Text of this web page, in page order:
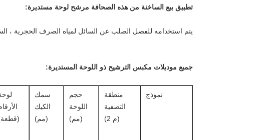
تطبيق بيع الساخنة من هذه الصحافة مرشح لوحة مستديرة:
يتم استخدامه للفصل الصلب عن السائل لمياه الصرف الحجرية ،
جميع موديلات مكبس الترشيح ذو اللوحة المستديرة:
نموذج
منطقة
التصفية
(م 2)
حجم
اللوحة
(مم)
سمك
الكيك
(مم)